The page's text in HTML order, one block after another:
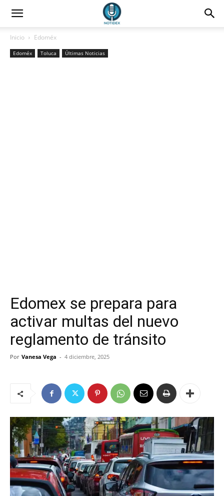
Inicio Edoméx
Edoméx Toluca Últimas Noticias
Edomex se prepara para
activar multas del nuevo
reglamento de tránsito
Por Vanesa Vega - 4 diciembre, 2025